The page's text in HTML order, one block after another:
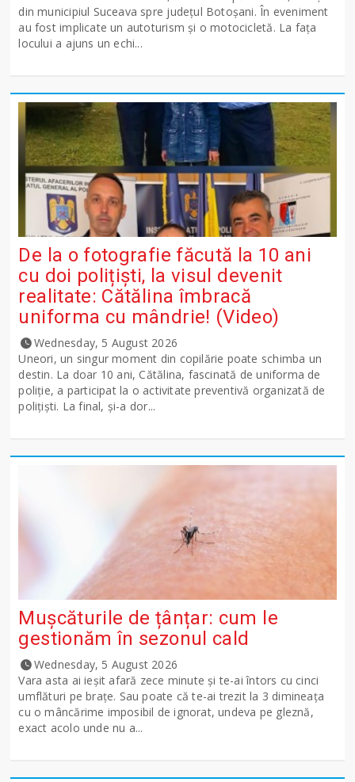
din municipiul Suceava spre județul Botoșani. În eveniment
au fost implicate un autoturism și o motocicletă. La fața
locului a ajuns un echi...
De la o fotografie făcută la 10 ani
cu doi polițiști, la visul devenit
realitate: Cătălina îmbracă
uniforma cu mândrie! (Video)
Wednesday, 5 August 2026
Uneori, un singur moment din copilărie poate schimba un
destin. La doar 10 ani, Cătălina, fascinată de uniforma de
poliție, a participat la o activitate preventivă organizată de
polițiști. La final, și-a dor...
Mușcăturile de țânțar: cum le
gestionăm în sezonul cald
Wednesday, 5 August 2026
Vara asta ai ieșit afară zece minute și te-ai întors cu cinci
umflături pe brațe. Sau poate că te-ai trezit la 3 dimineața
cu o mâncărime imposibil de ignorat, undeva pe gleznă,
exact acolo unde nu a...